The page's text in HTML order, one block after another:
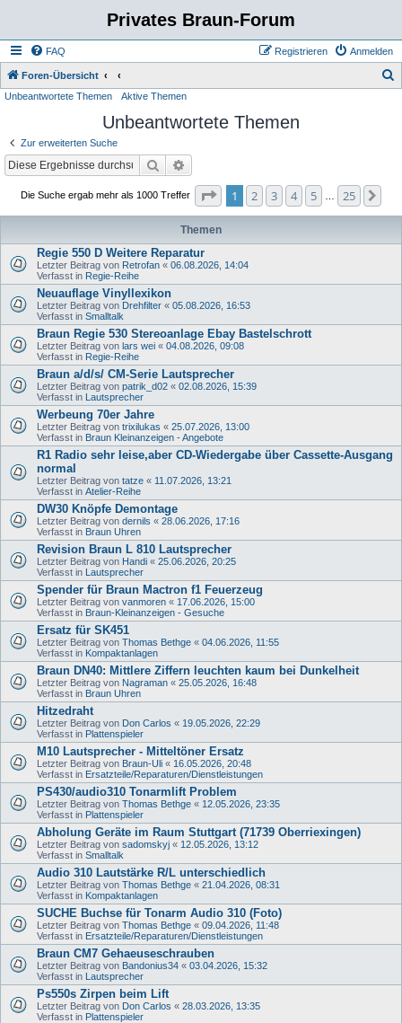
Privates Braun-Forum
FAQ Anmelden
Registrieren
Foren-Übersicht
Unbeantwortete Themen Aktive Themen
Unbeantwortete Themen
Zur erweiterten Suche
Suche
Die Suche ergab mehr als 1000 Treffer Seite von
1 2 3 4 5 25
Themen
Regie 550 D Weitere Reparatur
Letzter Beitrag von Retrofan « 06.08.2026, 14:04
Verfasst in Regie-Reihe
Neuauflage Vinyllexikon
Letzter Beitrag von Drehfilter « 05.08.2026, 16:53
Verfasst in Smalltalk
Braun Regie 530 Stereoanlage Ebay Bastelschrott
Letzter Beitrag von lars wei « 04.08.2026, 09:08
Verfasst in Regie-Reihe
Braun a/d/s/ CM-Serie Lautsprecher
Letzter Beitrag von patrik_d02 « 02.08.2026, 15:39
Verfasst in Lautsprecher
Werbeung 70er Jahre
Letzter Beitrag von trixilukas « 25.07.2026, 13:00
Verfasst in Braun Kleinanzeigen - Angebote
R1 Radio sehr leise,aber CD-Wiedergabe über Cassette-Ausgang
normal
Letzter Beitrag von tatze « 11.07.2026, 13:21
Verfasst in Atelier-Reihe
DW30 Knöpfe Demontage
Letzter Beitrag von dernils « 28.06.2026, 17:16
Verfasst in Braun Uhren
Revision Braun L 810 Lautsprecher
Letzter Beitrag von Handi « 25.06.2026, 20:25
Verfasst in Lautsprecher
Spender für Braun Mactron f1 Feuerzeug
Letzter Beitrag von vanmoren « 17.06.2026, 15:00
Verfasst in Braun-Kleinanzeigen - Gesuche
Ersatz für SK451
Letzter Beitrag von Thomas Bethge « 04.06.2026, 11:55
Verfasst in Kompaktanlagen
Braun DN40: Mittlere Ziffern leuchten kaum bei Dunkelheit
Letzter Beitrag von Nagraman « 25.05.2026, 16:48
Verfasst in Braun Uhren
Hitzedraht
Letzter Beitrag von Don Carlos « 19.05.2026, 22:29
Verfasst in Plattenspieler
M10 Lautsprecher - Mitteltöner Ersatz
Letzter Beitrag von Braun-Uli « 16.05.2026, 20:48
Verfasst in Ersatzteile/Reparaturen/Dienstleistungen
PS430/audio310 Tonarmlift Problem
Letzter Beitrag von Thomas Bethge « 12.05.2026, 23:35
Verfasst in Plattenspieler
Abholung Geräte im Raum Stuttgart (71739 Oberriexingen)
Letzter Beitrag von sadomskyj « 12.05.2026, 13:12
Verfasst in Smalltalk
Audio 310 Lautstärke R/L unterschiedlich
Letzter Beitrag von Thomas Bethge « 21.04.2026, 08:31
Verfasst in Kompaktanlagen
SUCHE Buchse für Tonarm Audio 310 (Foto)
Letzter Beitrag von Thomas Bethge « 09.04.2026, 11:48
Verfasst in Ersatzteile/Reparaturen/Dienstleistungen
Braun CM7 Gehaeuseschrauben
Letzter Beitrag von Bandonius34 « 03.04.2026, 15:32
Verfasst in Lautsprecher
Ps550s Zirpen beim Lift
Letzter Beitrag von Don Carlos « 28.03.2026, 13:35
Verfasst in Plattenspieler